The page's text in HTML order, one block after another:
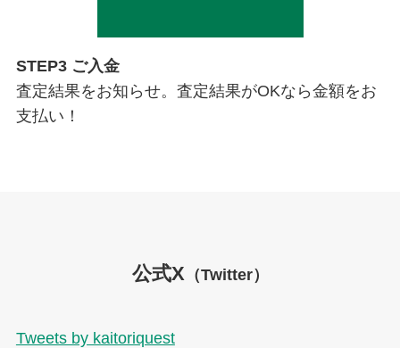
STEP3 ご入金
査定結果をお知らせ。査定結果がOKなら金額をお
支払い！
公式X （Twitter）
Tweets by kaitoriquest